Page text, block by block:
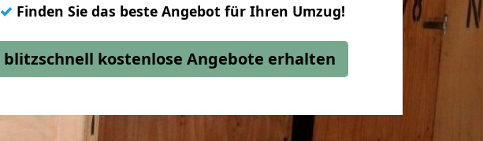
✓ Finden Sie das beste Angebot für Ihren Umzug!
blitzschnell kostenlose Angebote erhalten